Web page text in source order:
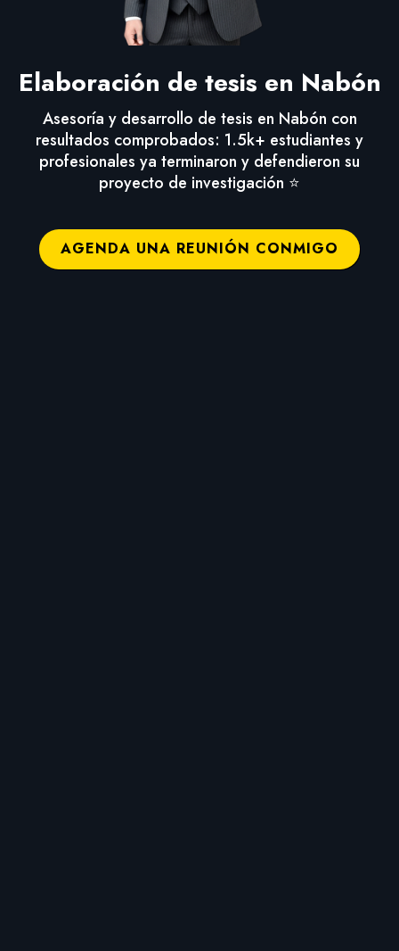
Elaboración de tesis en Nabón
Asesoría y desarrollo de tesis en Nabón con
resultados comprobados: 1.5k+ estudiantes y
profesionales ya terminaron y defendieron su
proyecto de investigación ⭐
AGENDA UNA REUNIÓN CONMIGO